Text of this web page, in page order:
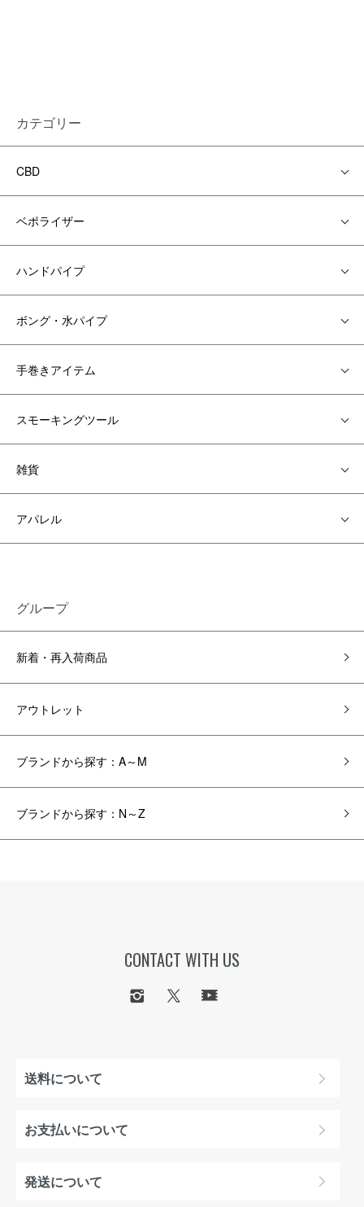
カテゴリー
CBD
ベポライザー
ハンドパイプ
ボング・水パイプ
手巻きアイテム
スモーキングツール
雑貨
アパレル
グループ
新着・再入荷商品
アウトレット
ブランドから探す：A～M
ブランドから探す：N～Z
CONTACT WITH US
送料について
お支払いについて
発送について